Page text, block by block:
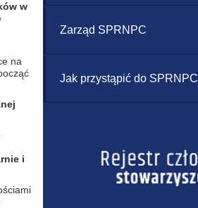
w
na
i
Zarząd SPRNPC
Jak przystąpić do SPRNPC